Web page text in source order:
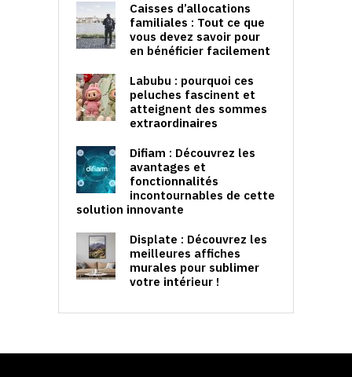
Caisses d’allocations
familiales : Tout ce que
vous devez savoir pour
en bénéficier facilement
Labubu : pourquoi ces
peluches fascinent et
atteignent des sommes
extraordinaires
Difiam : Découvrez les
avantages et
fonctionnalités
incontournables de cette
solution innovante
Displate : Découvrez les
meilleures affiches
murales pour sublimer
votre intérieur !